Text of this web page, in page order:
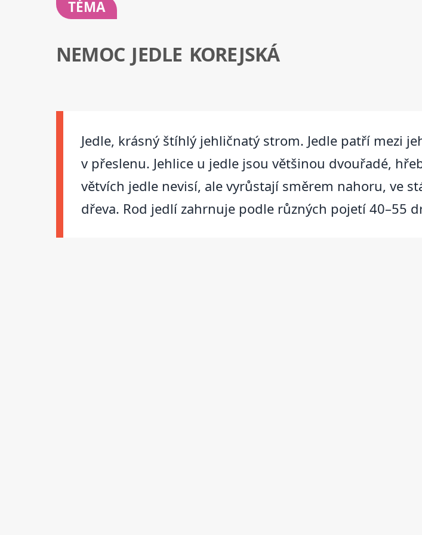
TÉMA
NEMOC JEDLE KOREJSKÁ
Jedle, krásný štíhlý jehličnatý strom. Jedle patří mezi
v přeslenu. Jehlice u jedle jsou většinou dvouřadé,
větvích jedle nevisí, ale vyrůstají směrem nahoru, ve
dřeva. Rod jedlí zahrnuje podle různých pojetí 40–55